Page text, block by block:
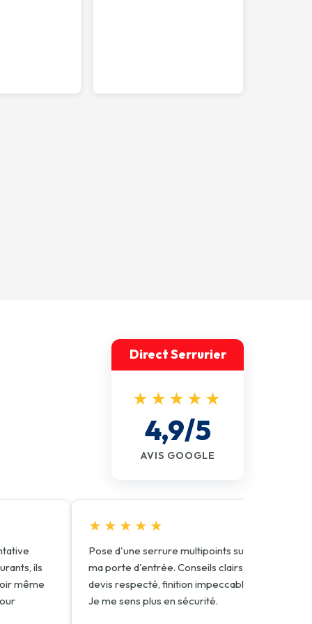
Direct Serrurier
★★★★★
4,9/5
AVIS GOOGLE
ils
même
★★★★★
Pose d'une serrure multipoints sur
ma porte d'entrée. Conseils clairs,
devis respecté, finition impeccable.
Je me sens plus en sécurité.